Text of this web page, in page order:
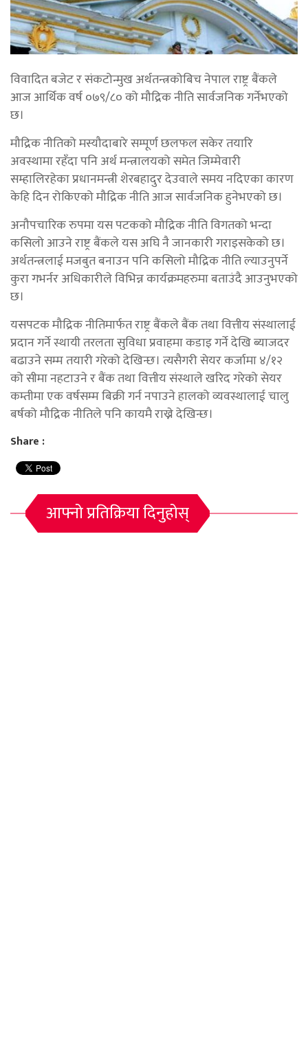
विवादित बजेट र संकटोन्मुख अर्थतन्त्रकोबिच नेपाल राष्ट्र बैंकले
आज आर्थिक वर्ष ०७९/८० को मौद्रिक नीति सार्वजनिक गर्नेभएको
छ।
मौद्रिक नीतिको मस्यौदाबारे सम्पूर्ण छलफल सकेर तयारि
अवस्थामा रहँदा पनि अर्थ मन्त्रालयको समेत जिम्मेवारी
सम्हालिरहेका प्रधानमन्त्री शेरबहादुर देउवाले समय नदिएका कारण
केहि दिन रोकिएको मौद्रिक नीति आज सार्वजनिक हुनेभएको छ।
अनौपचारिक रुपमा यस पटकको मौद्रिक नीति विगतको भन्दा
कसिलो आउने राष्ट्र बैंकले यस अघि नै जानकारी गराइसकेको छ।
अर्थतन्त्रलाई मजबुत बनाउन पनि कसिलो मौद्रिक नीति ल्याउनुपर्ने
कुरा गभर्नर अधिकारीले विभिन्न कार्यक्रमहरुमा बताउंदै आउनुभएको
छ।
यसपटक मौद्रिक नीतिमार्फत राष्ट्र बैंकले बैंक तथा वित्तीय संस्थालाई
प्रदान गर्ने स्थायी तरलता सुविधा प्रवाहमा कडाइ गर्ने देखि ब्याजदर
बढाउने सम्म तयारी गरेको देखिन्छ। त्यसैगरी सेयर कर्जामा ४/१२
को सीमा नहटाउने र बैंक तथा वित्तीय संस्थाले खरिद गरेको सेयर
कम्तीमा एक वर्षसम्म बिक्री गर्न नपाउने हालको व्यवस्थालाई चालु
बर्षको मौद्रिक नीतिले पनि कायमै राख्ने देखिन्छ।
Share :
आफ्नो प्रतिक्रिया दिनुहोस्